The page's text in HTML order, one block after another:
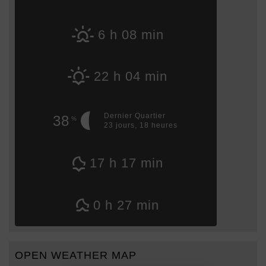
6 h 08 min
22 h 04 min
38 %
Dernier Quartier
23 jours, 18 heures
17 h 17 min
0 h 27 min
OPEN WEATHER MAP